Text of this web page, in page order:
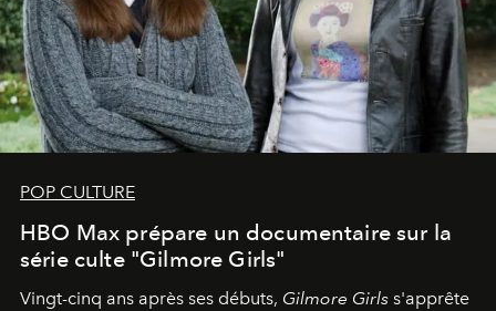
POP CULTURE
HBO Max prépare un documentaire sur la
série culte "Gilmore Girls"
Vingt-cinq ans après ses débuts, Gilmore Girls s'apprête